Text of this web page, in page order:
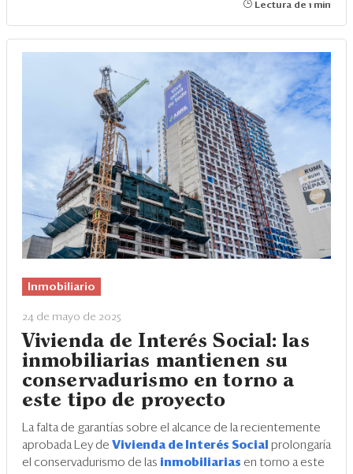
Lectura de 1 min
Inmobiliario
24 de mayo de 2025
Vivienda de Interés Social: las
inmobiliarias mantienen su
conservadurismo en torno a
este tipo de proyecto
La falta de garantías sobre el alcance de la recientemente
aprobada Ley de Vivienda de Interés Social prolongaría
el conservadurismo de las inmobiliarias en torno a este